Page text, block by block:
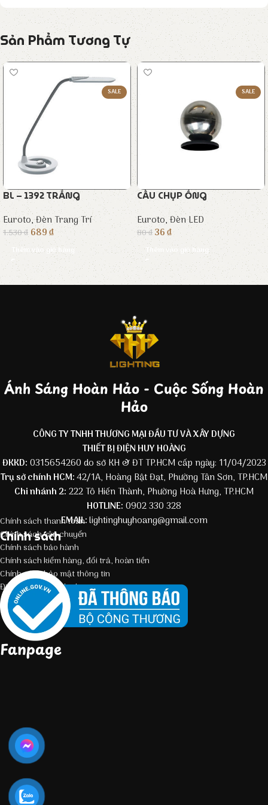
Sản Phẩm Tương Tự
SALE
BL – 1392 TRẮNG
Euroto,Đèn Trang Trí
1.530₫ 689₫
Thêm vào giỏ hàng
SALE
CẦU CHỤP ỐNG
Euroto,Đèn LED
80₫36₫
Thêm vào giỏ hàng
Ánh Sáng Hoàn Hảo - Cuộc Sống Hoàn
Hảo
CÔNG TY TNHH THƯƠNG MẠI ĐẦU TƯ VÀ XÂY DỰNG
THIẾT BỊ ĐIỆN HUY HOÀNG
ĐKKD: 0315654260 do sở KH & ĐT TP.HCM cấp ngày: 11/04/2023
Trụ sở chính HCM:42/1A, Hoàng Bật Đạt, Phường Tân Sơn, TP.HCM
Chi nhánh 2: 222 Tô Hiến Thành, Phường Hoà Hưng, TP.HCM
HOTLINE: 0902 330 328
EMAIL:lightinghuyhoang@gmail.com
Chính sách
Chính sách thanh toán
Chính sách vận chuyển
Chính sách bảo hành
Chính sách kiểm hàng, đổi trả, hoàn tiền
Chính sách bảo mật thông tin
Điều kiện giao dịch chung
Fanpage